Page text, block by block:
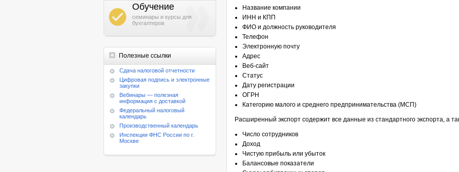
g
Обучение
семинары и курсы для
бухгалтеров
Полезные ссылки
Cдача налоговой отчетности
Цифровая подпись и электронные
закупки
Вебинары — полезная
информация с доставкой
Федеральный налоговый
календарь
Производственный календарь
Инспекции ФНС России по г.
Москве
Название компании
ИНН и КПП
ФИО и должность руководителя
Телефон
Электронную почту
Адрес
Веб-сайт
Статус
Дату регистрации
ОГРН
Категорию малого и среднего предпринимательства (МСП)
Расширенный экспорт содержит все данные из стандартного экспорта, а
Число сотрудников
Доход
Чистую прибыль или убыток
Балансовые показатели